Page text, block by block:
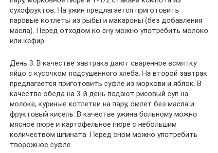
сухофруктов. На ужин предлагается приготовить
паровые котлеты из рыбы и макароны (без добавления
масла). Перед отходом ко сну можно употребить молоко
или кефир.
День 3. В качестве завтрака дают сваренное всмятку
яйцо с кусочком подсушенного хлеба. На второй завтрак
предлагается приготовить суфле из моркови и яблок. В
качестве обеда на 3-й день подают рисовый суп на
молоке, куриные котлетки на пару, омлет без масла и
фруктовый кисель. В качестве ужина больному можно
мясное пюре и картофельное пюре с небольшим
количеством шпината. Перед сном можно употребить
творожное суфле.